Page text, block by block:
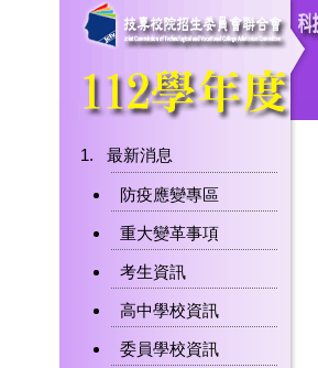
最新消息
防疫應變專區
重大變革事項
考生資訊
高中學校資訊
委員學校資訊